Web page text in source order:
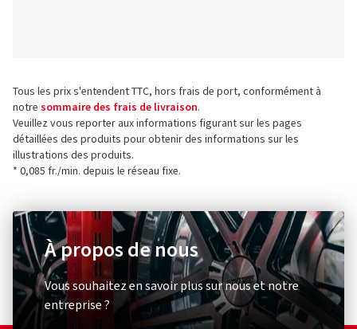
Tous les prix s'entendent TTC, hors frais de port, conformément à
notre sommaire des frais de livraison.
Veuillez vous reporter aux informations figurant sur les pages
détaillées des produits pour obtenir des informations sur les
illustrations des produits.
* 0,085 fr./min. depuis le réseau fixe.
À propos de nous
Vous souhaitez en savoir plus sur nous et notre
entreprise ?